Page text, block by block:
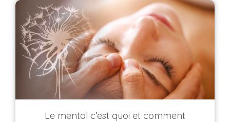
Le mental c’est quoi et comment